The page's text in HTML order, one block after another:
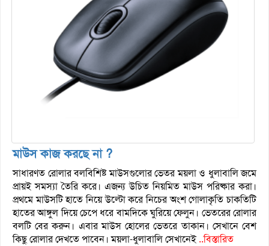
মাউস কাজ করছে না ?
সাধারণত রোলার বলবিশিষ্ট মাউসগুলোর ভেতর ময়লা ও ধুলাবালি জমে
প্রায়ই সমস্যা তৈরি করে। এজন্য উচিত নিয়মিত মাউস পরিষ্কার করা।
প্রথমে মাউসটি হাতে নিয়ে উল্টো করে নিচের অংশ গোলাকৃতি চাকতিটি
হাতের আঙ্গুল দিয়ে চেপে ধরে বামদিকে ঘুরিয়ে ফেলুন। ভেতরের রোলার
বলটি বের করুন। এবার মাউস হোলের ভেতরে তাকান। সেখানে বেশ
কিছু রোলার দেখতে পাবেন। ময়লা-ধুলাবালি সেখানেই..বিস্তারিত